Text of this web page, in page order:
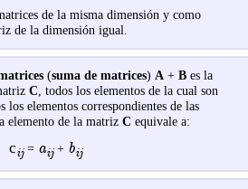
de la misma dimensión y como
de la dimensión igual.
(suma de matrices) A +B es la
C , todos los elementos de la cual son
los elementos correspondientes de las
elemento de la matriz C equivale a:
сij= aij+ bij